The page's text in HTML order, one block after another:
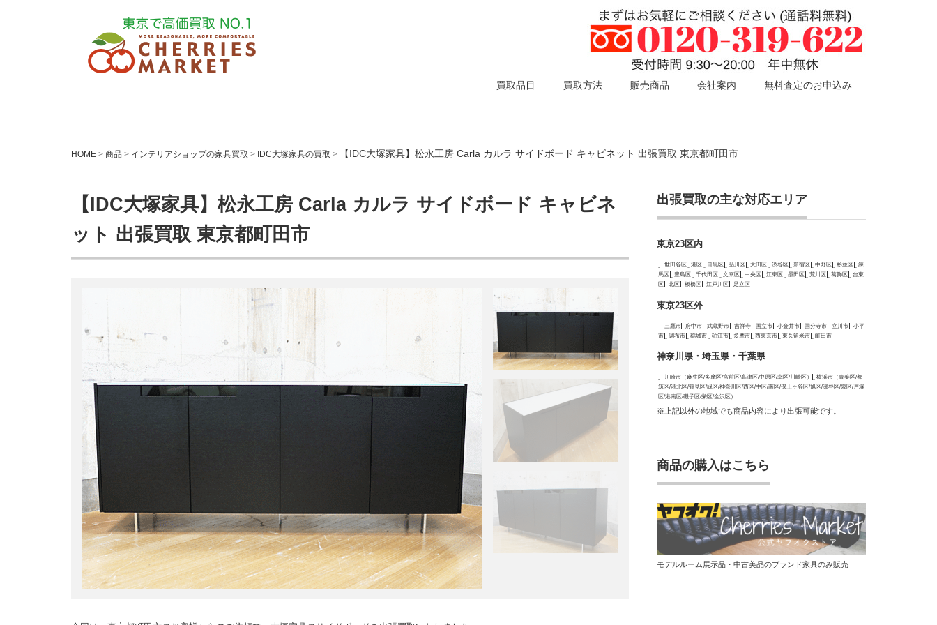
買取品目 買取方法 販売商品 会社案内 無料査定のお申込み
HOME > 商品 > インテリアショップの家具買取 > IDC大塚家具の買取 > 【IDC大塚家具】松永工房 Carla カルラ サイドボード キャビネット 出張買取 東京都町田市
【IDC大塚家具】松永工房 Carla カルラ サイドボード キャビネ
ット 出張買取 東京都町田市
出張買取の主な対応エリア
東京23区内
世田谷区 港区 目黒区 品川区 大田区 渋谷区 新宿区 中野区 杉並区
練
馬区
豊島区 千代田区 文京区 中央区 江東区 墨田区 荒川区 葛飾区
台東
区
北区 板橋区 江戸川区 足立区
東京23区外
三鷹市 府中市 武蔵野市 吉祥寺 国立市 小金井市 国分寺市 立川市
小平
市
調布市 稲城市 狛江市 多摩市 西東京市 東久留米市 町田市
神奈川県・埼玉県・千葉県
川崎市（麻生区/多摩区/宮前区/高津区/中原区/幸区/川崎区）
横浜市（青葉区/都
筑区/港北区/鶴見区/緑区/神奈川区/西区/中区/南区/保土ヶ谷区/旭区/瀬谷区/泉区/戸塚
区/港南区/磯子区/栄区/金沢区）
※上記以外の地域でも商品内容により出張可能です。
商品の購入はこちら
モデルルーム展示品・中古美品のブランド家具のみ販売